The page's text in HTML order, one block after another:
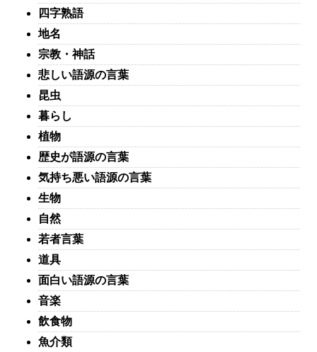
四字熟語
地名
宗教・神話
悲しい語源の言葉
昆虫
暮らし
植物
歴史が語源の言葉
気持ち悪い語源の言葉
生物
自然
若者言葉
道具
面白い語源の言葉
音楽
飲食物
魚介類